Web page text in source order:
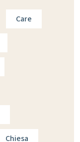
Care
Chiesa